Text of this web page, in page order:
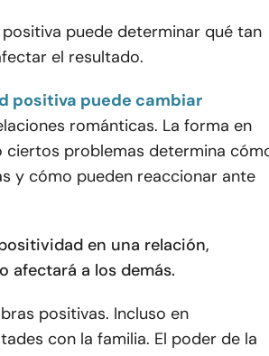
puede determinar qué tan
el resultado.
positiva puede cambiar
románticas. La forma en
problemas determina
y cómo pueden reaccionar ante
en una relación,
afectará a los demás.
positivas. Incluso en
con la familia. El poder de la